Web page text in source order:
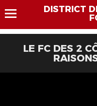
DISTRICT
LE FC DES 2